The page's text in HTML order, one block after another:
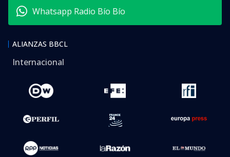
Whatsapp Radio Bío Bío
ALIANZAS BBCL
Internacional